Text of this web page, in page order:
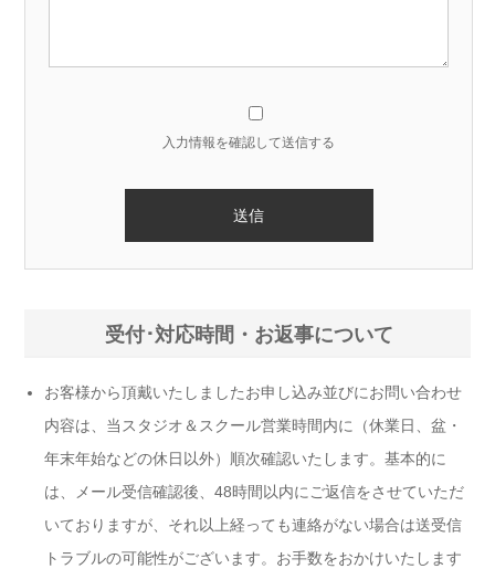
入力情報を確認して送信する
受付･対応時間・お返事について
お客様から頂戴いたしましたお申し込み並びにお問い合わせ
内容は、当スタジオ＆スクール営業時間内に（休業日、盆・
年末年始などの休日以外）順次確認いたします。基本的に
は、メール受信確認後、48時間以内にご返信をさせていただ
いておりますが、それ以上経っても連絡がない場合は送受信
トラブルの可能性がございます。お手数をおかけいたします